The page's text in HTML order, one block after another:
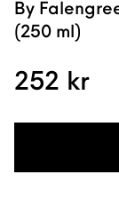
By
(250 ml)
252 kr